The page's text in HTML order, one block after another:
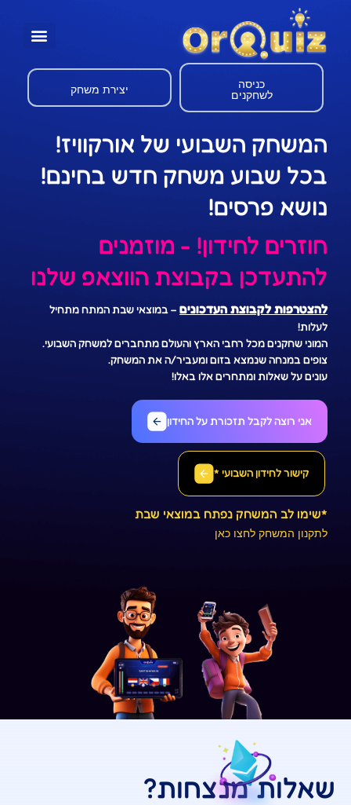
כניסה
לשחקנים יצירת משחק
המשחק השבועי של אורקוויז!
בכל שבוע משחק חדש בחינם!
נושא פרסים!
חוזרים לחידון! - מוזמנים
להתעדכן בקבוצת הווצאפ שלנו
להצטרפות לקבוצת העדכונים – במוצאי שבת המתח מתחיל
לעלות!
המוני שחקנים מכל רחבי הארץ והעולם מתחברים למשחק השבועי.
צופים במנחה שנמצא בזום ומעביר/ה את המשחק.
עונים על שאלות ומתחרים אלו באלו!
אני רוצה לקבל תזכורת על החידון
קישור לחידון השבועי *
*שימו לב המשחק נפתח במוצאי שבת
לתקנון המשחק לחצו כאן
שאלות מנצחות?